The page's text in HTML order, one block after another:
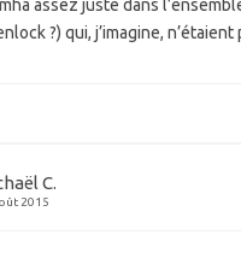
assez juste dans
?) qui, j’imagine,
C.
2015